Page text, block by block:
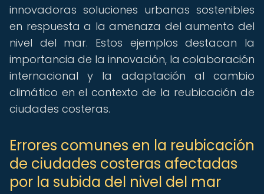
innovadoras soluciones urbanas sostenibles
en respuesta a la amenaza del aumento del
nivel del mar. Estos ejemplos destacan la
importancia de la innovación, la colaboración
internacional y la adaptación al cambio
climático en el contexto de la reubicación de
ciudades costeras.
Errores comunes en la reubicación
de ciudades costeras afectadas
por la subida del nivel del mar